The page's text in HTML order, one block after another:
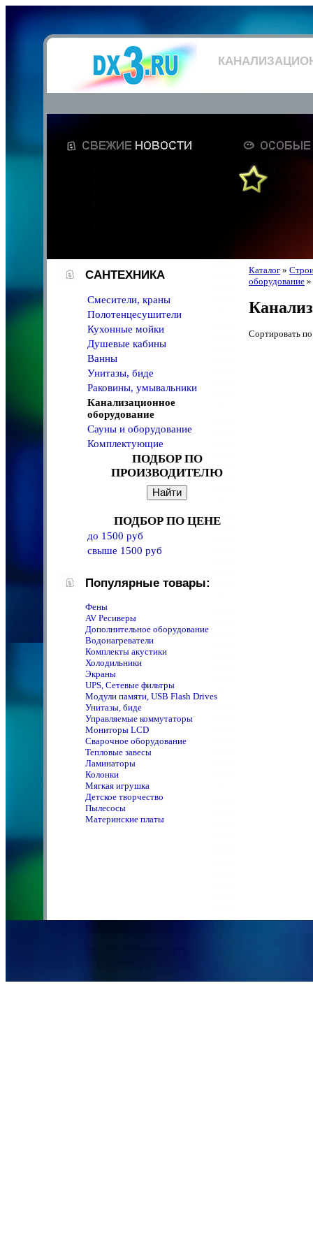
САНТЕХНИКА
Смесители, краны
Полотенцeсушители
Кухонные мойки
Душевые кабины
Ванны
Унитазы, биде
Раковины, умывальники
Канализационное
оборудование
Сауны и оборудование
Комплектующие
ПОДБОР ПО
ПРОИЗВОДИТЕЛЮ
ПОДБОР ПО ЦЕНЕ
до 1500 руб
свыше 1500 руб
Популярные товары:
Фены
AV Ресиверы
Дополнительное оборудование
Водонагреватели
Комплекты акустики
Холодильники
Экраны
UPS, Сетевые фильтры
Модули памяти, USB Flash Drives
Унитазы, биде
Управляемые коммутаторы
Мониторы LCD
Сварочное оборудование
Тепловые завесы
Ламинаторы
Колонки
Мягкая игрушка
Детское творчество
Пылесосы
Материнские платы
Каталог »
оборудование »
Сортировать